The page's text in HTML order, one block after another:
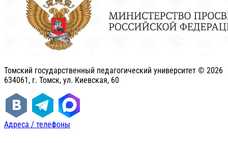
Томский государственный педагогический университет © 2026
634061, г. Томск, ул. Киевская, 60
Адреса / телефоны